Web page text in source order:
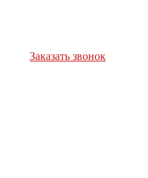
Заказать звонок